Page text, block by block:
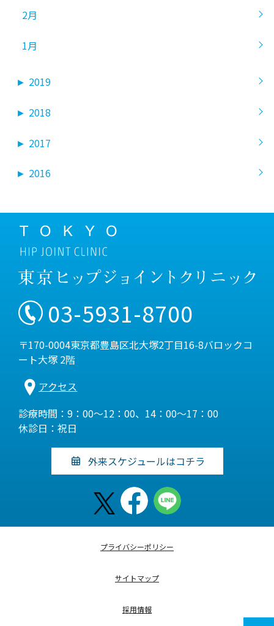
2月
1月
► 2019
► 2018
► 2017
► 2016
03-5931-8700
〒170-0004東京都豊島区北大塚2丁目16-8バロックコ
ート大塚 2階
アクセス
診療時間：9：00～12：00、14：00～17：00
休診日：祝日
外来スケジュールはコチラ
プライバシーポリシー
サイトマップ
採用情報